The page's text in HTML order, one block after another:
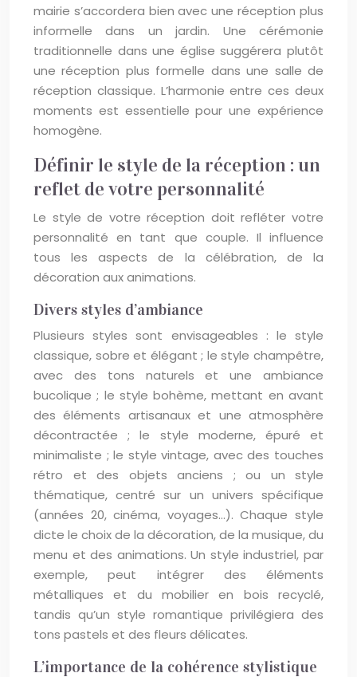
mairie s’accordera bien avec une réception plus
informelle dans un jardin. Une cérémonie
traditionnelle dans une église suggérera plutôt
une réception plus formelle dans une salle de
réception classique. L’harmonie entre ces deux
moments est essentielle pour une expérience
homogène.
Définir le style de la réception : un
reflet de votre personnalité
Le style de votre réception doit refléter votre
personnalité en tant que couple. Il influence
tous les aspects de la célébration, de la
décoration aux animations.
Divers styles d’ambiance
Plusieurs styles sont envisageables : le style
classique, sobre et élégant ; le style champêtre,
avec des tons naturels et une ambiance
bucolique ; le style bohème, mettant en avant
des éléments artisanaux et une atmosphère
décontractée ; le style moderne, épuré et
minimaliste ; le style vintage, avec des touches
rétro et des objets anciens ; ou un style
thématique, centré sur un univers spécifique
(années 20, cinéma, voyages…). Chaque style
dicte le choix de la décoration, de la musique, du
menu et des animations. Un style industriel, par
exemple, peut intégrer des éléments
métalliques et du mobilier en bois recyclé,
tandis qu’un style romantique privilégiera des
tons pastels et des fleurs délicates.
L’importance de la cohérence stylistique